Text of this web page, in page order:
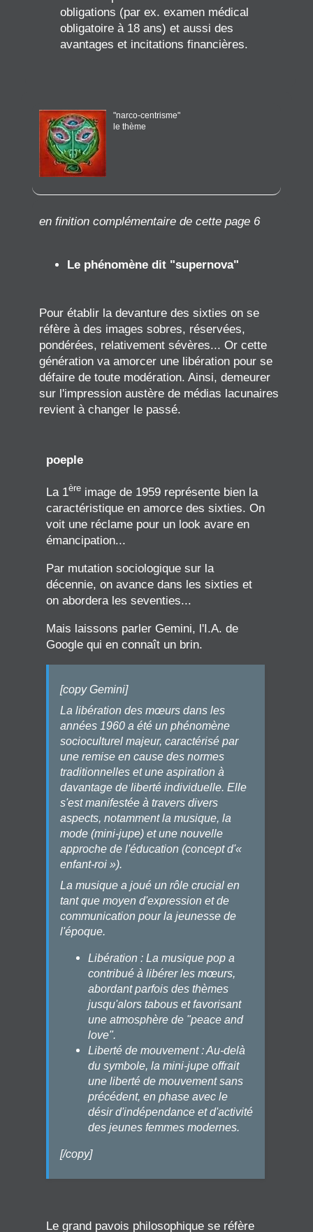
obligations (par ex. examen médical
obligatoire à 18 ans) et aussi des
avantages et incitations financières.
"narco-centrisme"
le thème
en finition complémentaire de cette page 6
Le phénomène dit "supernova"
Pour établir la devanture des sixties on se
réfère à des images sobres, réservées,
pondérées, relativement sévères... Or cette
génération va amorcer une libération pour se
défaire de toute modération. Ainsi, demeurer
sur l'impression austère de médias lacunaires
revient à changer le passé.
poeple
La 1ère image de 1959 représente bien la
caractéristique en amorce des sixties. On
voit une réclame pour un look avare en
émancipation...
Par mutation sociologique sur la
décennie, on avance dans les sixties et
on abordera les seventies...
Mais laissons parler Gemini, l'I.A. de
Google qui en connaît un brin.
[copy Gemini]
La libération des mœurs dans les
années 1960 a été un phénomène
socioculturel majeur, caractérisé par
une remise en cause des normes
traditionnelles et une aspiration à
davantage de liberté individuelle. Elle
s'est manifestée à travers divers
aspects, notamment la musique, la
mode (mini-jupe) et une nouvelle
approche de l'éducation (concept d'«
enfant-roi »).
La musique a joué un rôle crucial en
tant que moyen d'expression et de
communication pour la jeunesse de
l'époque.
Libération : La musique pop a
contribué à libérer les mœurs,
abordant parfois des thèmes
jusqu'alors tabous et favorisant
une atmosphère de "peace and
love".
Liberté de mouvement : Au-delà
du symbole, la mini-jupe offrait
une liberté de mouvement sans
précédent, en phase avec le
désir d'indépendance et d'activité
des jeunes femmes modernes.
[/copy]
Le grand pavois philosophique se réfère